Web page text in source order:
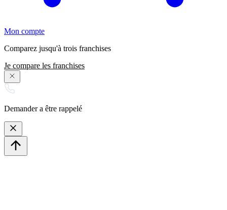
Mon compte
Comparez jusqu'à trois franchises
Je compare les franchises
Demander a être rappelé